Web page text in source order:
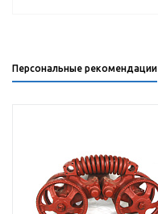
Персональные рекомендации